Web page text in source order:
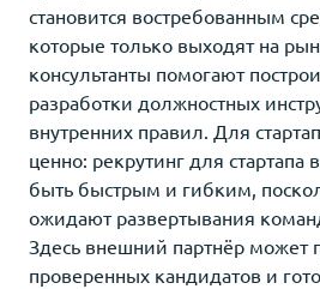
становится востребованным
которые только выходят на
консультанты помогают
разработки должностных
внутренних правил. Для
ценно: рекрутинг для стартапа
быть быстрым и гибким,
ожидают развертывания
Здесь внешний партнёр может
проверенных кандидатов и